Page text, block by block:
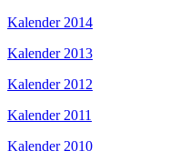
Kalender 2014
Kalender 2013
Kalender 2012
Kalender 2011
Kalender 2010